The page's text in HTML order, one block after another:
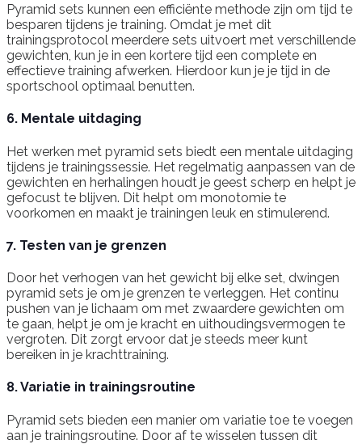
Pyramid sets kunnen een efficiënte methode zijn om tijd te
besparen tijdens je training. Omdat je met dit
trainingsprotocol meerdere sets uitvoert met verschillende
gewichten, kun je in een kortere tijd een complete en
effectieve training afwerken. Hierdoor kun je je tijd in de
sportschool optimaal benutten.
6. Mentale uitdaging
Het werken met pyramid sets biedt een mentale uitdaging
tijdens je trainingssessie. Het regelmatig aanpassen van de
gewichten en herhalingen houdt je geest scherp en helpt je
gefocust te blijven. Dit helpt om monotomie te
voorkomen en maakt je trainingen leuk en stimulerend.
7. Testen van je grenzen
Door het verhogen van het gewicht bij elke set, dwingen
pyramid sets je om je grenzen te verleggen. Het continu
pushen van je lichaam om met zwaardere gewichten om
te gaan, helpt je om je kracht en uithoudingsvermogen te
vergroten. Dit zorgt ervoor dat je steeds meer kunt
bereiken in je krachttraining.
8. Variatie in trainingsroutine
Pyramid sets bieden een manier om variatie toe te voegen
aan je trainingsroutine. Door af te wisselen tussen dit